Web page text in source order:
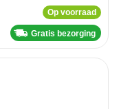
Op voorraad
Gratis bezorging